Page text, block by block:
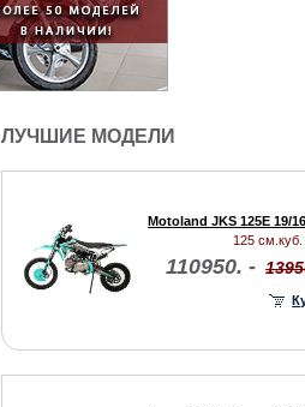
ЛУЧШИЕ МОДЕЛИ
Motoland JKS 125E 19/
125 см.куб.
110950. -